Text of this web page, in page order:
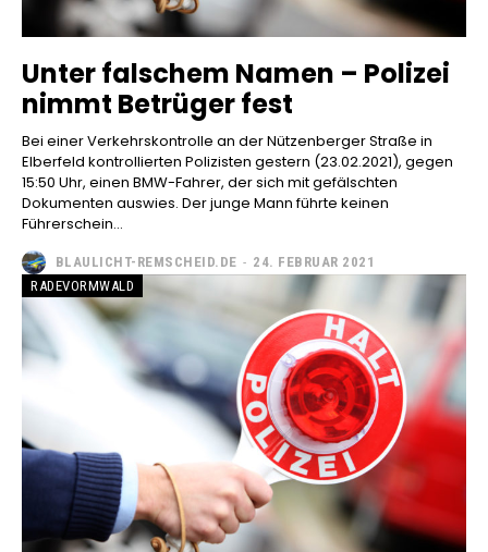
Unter falschem Namen – Polizei
nimmt Betrüger fest
Bei einer Verkehrskontrolle an der Nützenberger Straße in
Elberfeld kontrollierten Polizisten gestern (23.02.2021), gegen
15:50 Uhr, einen BMW-Fahrer, der sich mit gefälschten
Dokumenten auswies. Der junge Mann führte keinen
Führerschein...
BLAULICHT-REMSCHEID.DE - 24. FEBRUAR 2021
RADEVORMWALD